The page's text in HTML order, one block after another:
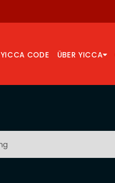
YICCA CODE ÜBER YICCA